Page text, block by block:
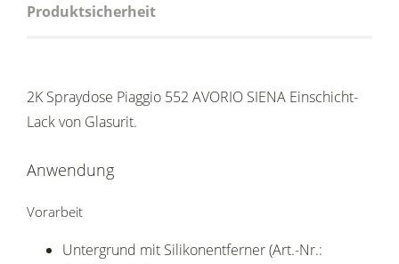
Produktsicherheit
2K Spraydose Piaggio 552 AVORIO SIENA Einschicht-
Lack von Glasurit.
Anwendung
Vorarbeit
Untergrund mit Silikonentferner (Art.-Nr.: